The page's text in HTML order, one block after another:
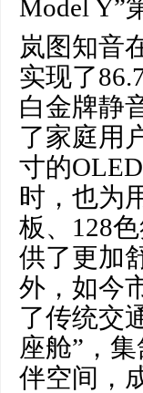
岚图知音
实现了
白金牌静
了家庭用
寸的
时，也为
板、128
供了更加
外，如今
了传统交
座舱”，
伴空间，